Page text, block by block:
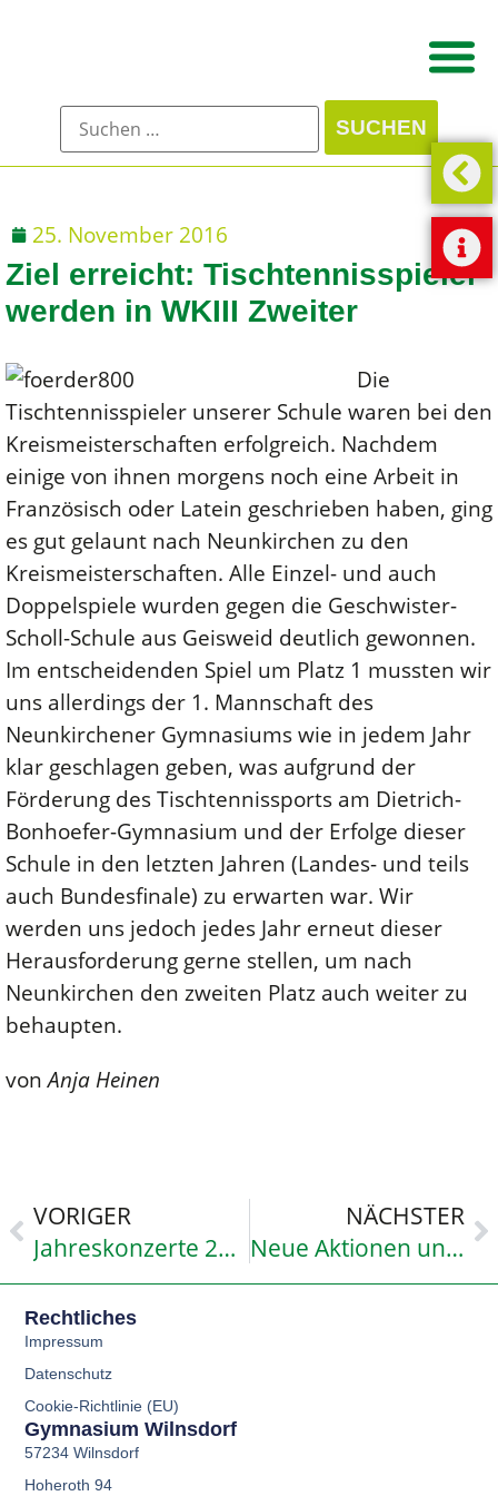
25. November 2016
Ziel erreicht: Tischtennisspieler
werden in WKIII Zweiter
Die
Tischtennisspieler unserer Schule waren bei den
Kreismeisterschaften erfolgreich. Nachdem
einige von ihnen morgens noch eine Arbeit in
Französisch oder Latein geschrieben haben, ging
es gut gelaunt nach Neunkirchen zu den
Kreismeisterschaften. Alle Einzel- und auch
Doppelspiele wurden gegen die Geschwister-
Scholl-Schule aus Geisweid deutlich gewonnen.
Im entscheidenden Spiel um Platz 1 mussten wir
uns allerdings der 1. Mannschaft des
Neunkirchener Gymnasiums wie in jedem Jahr
klar geschlagen geben, was aufgrund der
Förderung des Tischtennissports am Dietrich-
Bonhoefer-Gymnasium und der Erfolge dieser
Schule in den letzten Jahren (Landes- und teils
auch Bundesfinale) zu erwarten war. Wir
werden uns jedoch jedes Jahr erneut dieser
Herausforderung gerne stellen, um nach
Neunkirchen den zweiten Platz auch weiter zu
behaupten.
vonAnja Heinen
VORIGER
Jahreskonzerte 2016: Aufbrüche!
NÄCHSTER
Neue Aktionen unseres Flüchtlingsprojekts
Rechtliches
Impressum
Datenschutz
Cookie-Richtlinie (EU)
Gymnasium Wilnsdorf
57234 Wilnsdorf
Hoheroth 94